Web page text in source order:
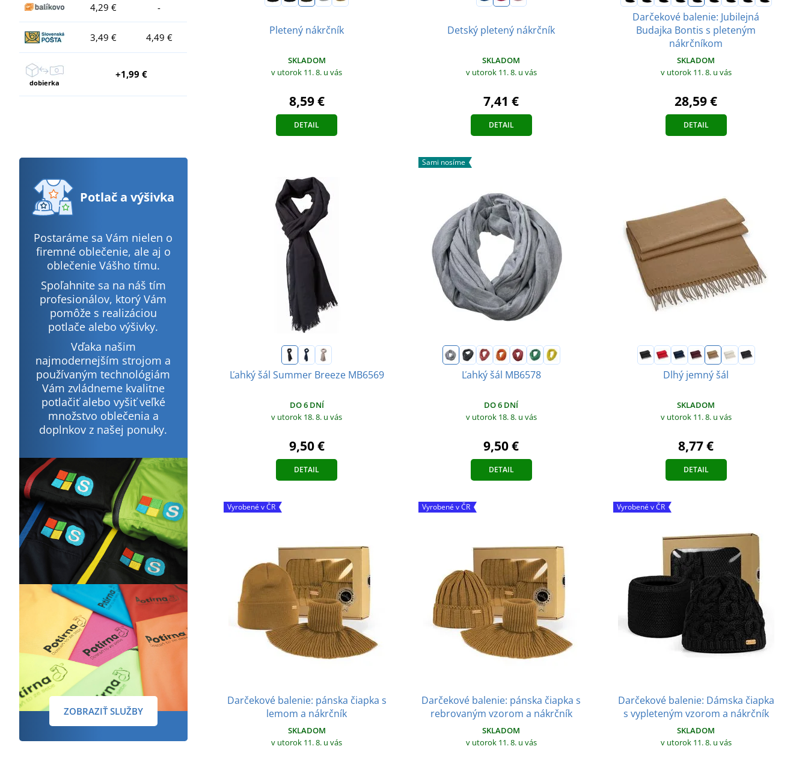
4,29 € -
3,49 € 4,49 €
dobierka
+1,99 €
Potlača výšivka
Postaráme sa Vám nielen o
firemné oblečenie, ale aj o
oblečenie Vášho tímu.
Spoľahnite sa na náš tím
profesionálov, ktorý Vám
pomôže s realizáciou
potlače alebo výšivky.
Vďaka našim
najmodernejším strojom a
používaným technológiám
Vám zvládneme kvalitne
potlačiť alebo vyšiť veľké
množstvo oblečenia a
doplnkov z našej ponuky.
ZOBRAZIŤ SLUŽBY
Pletený nákrčník
SKLADOM
v utorok 11. 8. u vás
8,59 €
DETAIL
Detský pletený nákrčník
SKLADOM
v utorok 11. 8. u vás
7,41 €
DETAIL
Darčekové balenie: Jubilejná
Budajka Bontis s pleteným
nákrčníkom
SKLADOM
v utorok 11. 8. u vás
28,59 €
DETAIL
Ľahký šál Summer Breeze MB6569
DO 6 DNÍ
v utorok 18. 8. u vás
9,50 €
DETAIL
Sami nosíme
Ľahký šál MB6578
DO 6 DNÍ
v utorok 18. 8. u vás
9,50 €
DETAIL
Dlhý jemný šál
SKLADOM
v utorok 11. 8. u vás
8,77 €
DETAIL
Vyrobené v ČR
Darčekové balenie: pánska čiapka s
lemom a nákrčník
SKLADOM
v utorok 11. 8. u vás
Vyrobené v ČR
Darčekové balenie: pánska čiapka s
rebrovaným vzorom a nákrčník
SKLADOM
v utorok 11. 8. u vás
Vyrobené v ČR
Darčekové balenie: Dámska čiapka
s vypleteným vzorom a nákrčník
SKLADOM
v utorok 11. 8. u vás